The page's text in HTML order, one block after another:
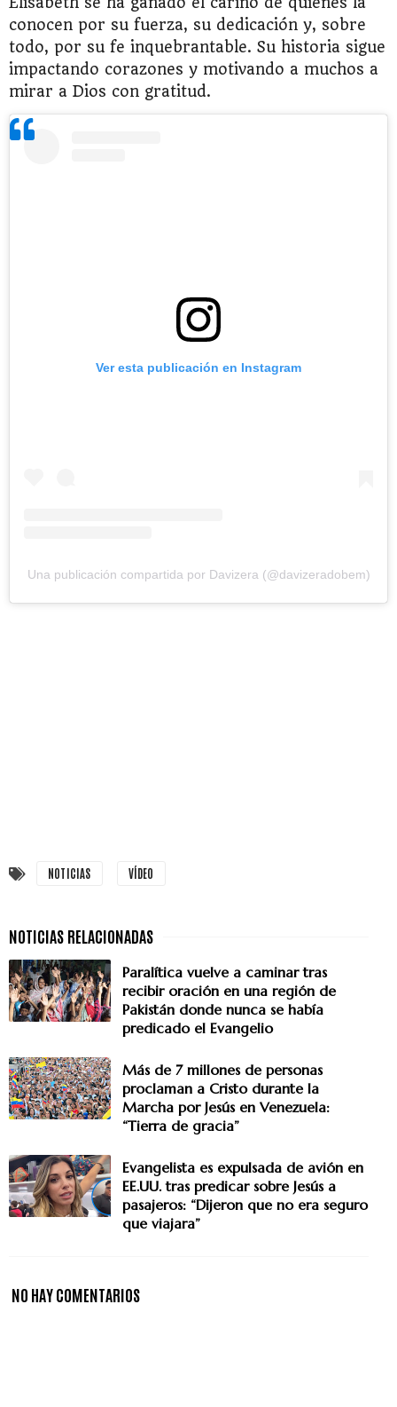
conocen por su fuerza, su dedicación y, sobre
todo, por su fe inquebrantable. Su historia sigue
impactando corazones y motivando a muchos a
mirar a Dios con gratitud.
Ver esta publicación en Instagram
Una publicación compartida por Davizera (@davizeradobem)
NOTICIAS VÍDEO
Paralítica vuelve a caminar tras
recibir oración en una región de
Pakistán donde nunca se había
predicado el Evangelio
Más de 7 millones de personas
proclaman a Cristo durante la
Marcha por Jesús en Venezuela:
“Tierra de gracia”
Evangelista es expulsada de avión en
EE.UU. tras predicar sobre Jesús a
pasajeros: “Dijeron que no era seguro
que viajara”
NO HAY COMENTARIOS